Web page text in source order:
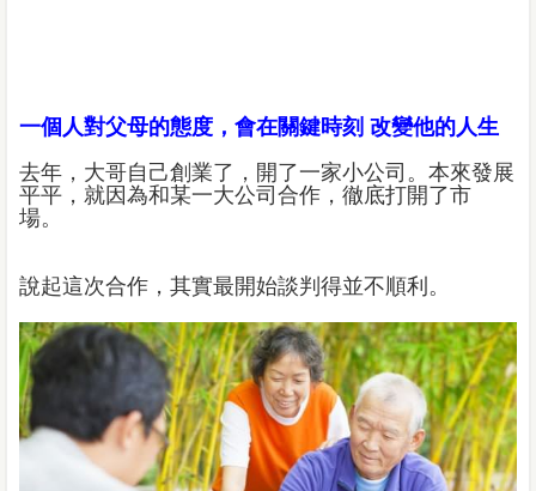
一個人對父母的態度，會在關鍵時刻 改變他的人生
去年，大哥自己創業了，開了一家小公司。本來發展
平平，就因為和某一大公司合作，徹底打開了市
場。
說起這次合作，其實最開始談判得並不順利。